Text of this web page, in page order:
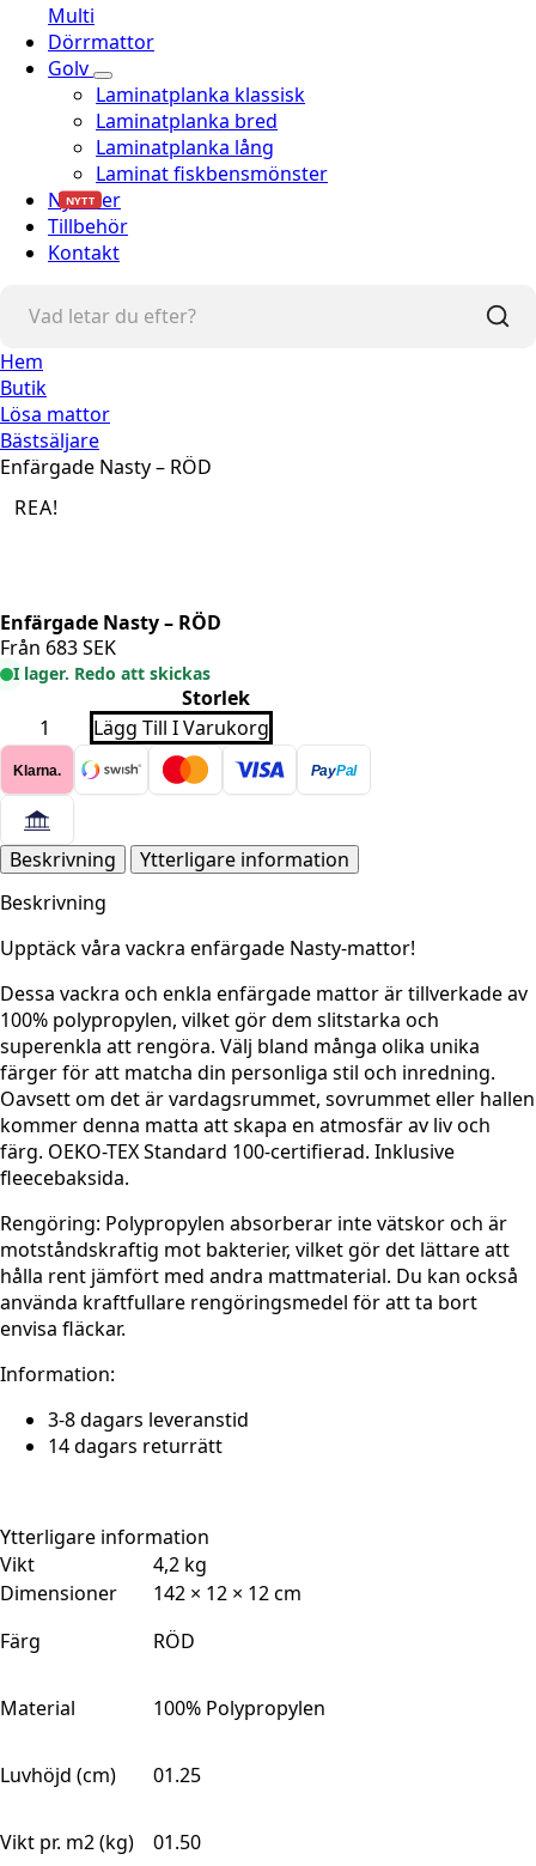
Multi
Dörrmattor
Golv
Laminatplanka klassisk
Laminatplanka bred
Laminatplanka lång
Laminat fiskbensmönster
Nyheter
NYTT
Tillbehör
Kontakt
Hem
Butik
Lösa mattor
Bästsäljare
Enfärgade Nasty – RÖD
REA!
Enfärgade Nasty – RÖD
Från 683SEK
I lager. Redo att skickas
Storlek
Enfärgade
Nasty
-
RÖD
mängd
Lägg Till I Varukorg
Klarna. PayPal
Beskrivning
Ytterligare information
Beskrivning
Upptäck våra vackra enfärgade Nasty-mattor!
Dessa vackra och enkla enfärgade mattor är tillverkade av
100% polypropylen, vilket gör dem slitstarka och
superenkla att rengöra. Välj bland många olika unika
färger för att matcha din personliga stil och inredning.
Oavsett om det är vardagsrummet, sovrummet eller hallen
kommer denna matta att skapa en atmosfär av liv och
färg. OEKO-TEX Standard 100-certifierad. Inklusive
fleecebaksida.
Rengöring: Polypropylen absorberar inte vätskor och är
motståndskraftig mot bakterier, vilket gör det lättare att
hålla rent jämfört med andra mattmaterial. Du kan också
använda kraftfullare rengöringsmedel för att ta bort
envisa fläckar.
Information:
3-8 dagars leveranstid
14 dagars returrätt
Ytterligare information
Vikt
4,2 kg
Dimensioner
142 × 12 × 12 cm
Färg
RÖD
Material 100% Polypropylen
Luvhöjd (cm) 01.25
Vikt pr. m2 (kg) 01.50